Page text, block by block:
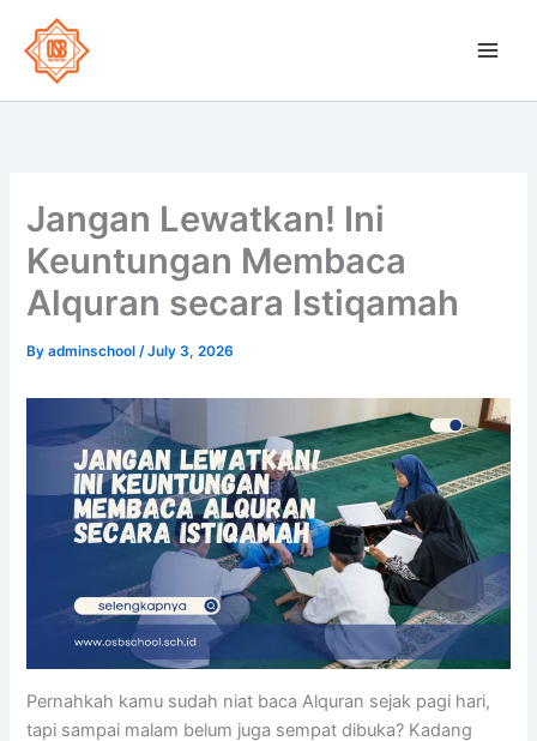
content
Jangan Lewatkan! Ini
Keuntungan Membaca
Alquran secara Istiqamah
Byadminschool/July 3, 2026
Pernahkah kamu sudah niat baca Alquran sejak pagi hari,
tapi sampai malam belum juga sempat dibuka? Kadang